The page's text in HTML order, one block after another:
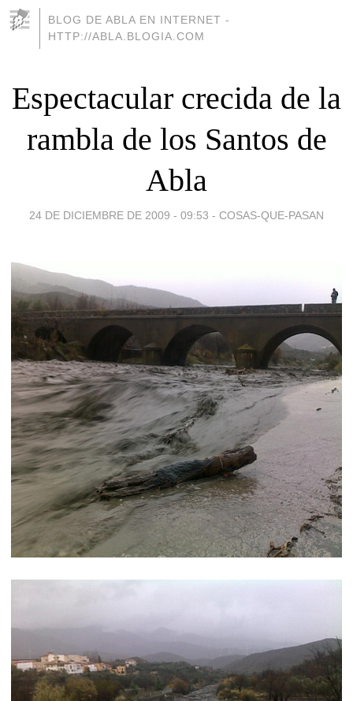
BLOG DE ABLA EN INTERNET -
HTTP://ABLA.BLOGIA.COM
Espectacular crecida de la
rambla de los Santos de
Abla
24 DE DICIEMBRE DE 2009 - 09:53 - COSAS-QUE-PASAN